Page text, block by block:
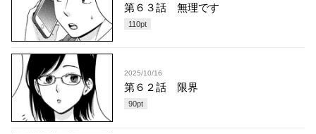
第６３話 無理です
110pt
2025/10/16
第６２話 限界
90pt